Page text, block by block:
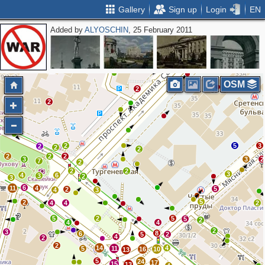
Gallery Sign up Login EN
Added byALYOSCHIN, 25 February 2011
2
4
3 7
2
2
3
4
6
3
11
2
5
4 4
4
6
2
2
2
3
6
4
2
2
3
5
5
24 17
4
10
2
8
4
5
5
16
13
11
4
14
2
5
5
5
2
2
2
3
3 2
3
5
2
2
2
2
2
2
2
2
OSM